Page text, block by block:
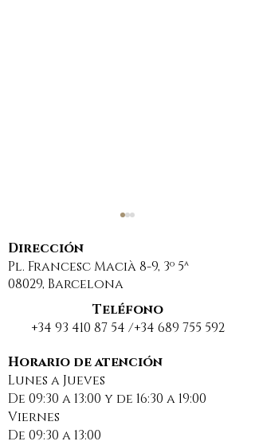
BUENAS VACACIONES
2025
Dirección
Pl. Francesc Macià 8-9, 3º 5ª
08029, Barcelona
Teléfono
+34 93 410 87 54 /+34 689 755 592
Horario de atención
Lunes a Jueves
De 09:30 a 13:00 y de 16:30 a 19:00
Viernes
De 09:30 a 13:00